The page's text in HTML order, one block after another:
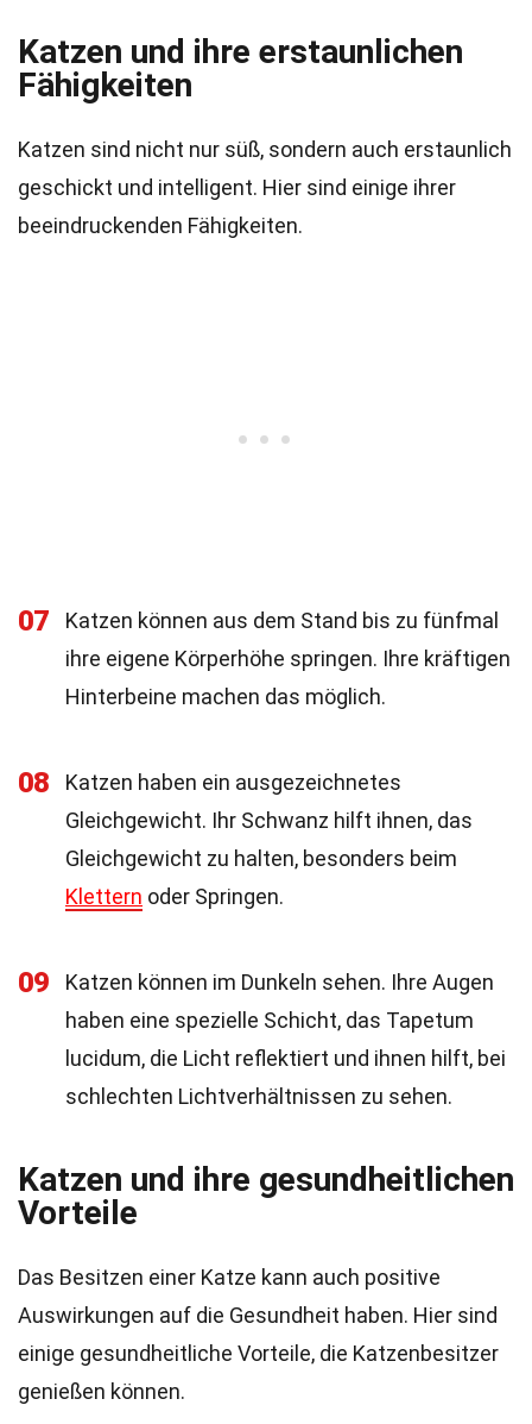
Katzen und ihre erstaunlichen
Fähigkeiten
Katzen sind nicht nur süß, sondern auch erstaunlich
geschickt und intelligent. Hier sind einige ihrer
beeindruckenden Fähigkeiten.
07
Katzen können aus dem Stand bis zu fünfmal
ihre eigene Körperhöhe springen. Ihre kräftigen
Hinterbeine machen das möglich.
08
Katzen haben ein ausgezeichnetes
Gleichgewicht. Ihr Schwanz hilft ihnen, das
Gleichgewicht zu halten, besonders beim
Klettern oder Springen.
09
Katzen können im Dunkeln sehen. Ihre Augen
haben eine spezielle Schicht, das Tapetum
lucidum, die Licht reflektiert und ihnen hilft, bei
schlechten Lichtverhältnissen zu sehen.
Katzen und ihre gesundheitlichen
Vorteile
Das Besitzen einer Katze kann auch positive
Auswirkungen auf die Gesundheit haben. Hier sind
einige gesundheitliche Vorteile, die Katzenbesitzer
genießen können.